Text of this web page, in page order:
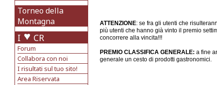
Torneo della
Montagna
I CR
Forum
Collabora con noi
I risultati sul tuo sito!
Area Riservata
ATTENZIONE: se fra gli utenti che
più utenti che hanno già vinto il premio
concorrere alla vincita!!!
PREMIO CLASSIFICA GENERALE: a fine
generale un cesto di prodotti gastronomici.